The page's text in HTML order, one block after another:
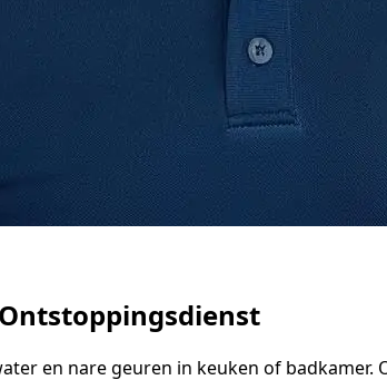
en nare geuren in keuken of